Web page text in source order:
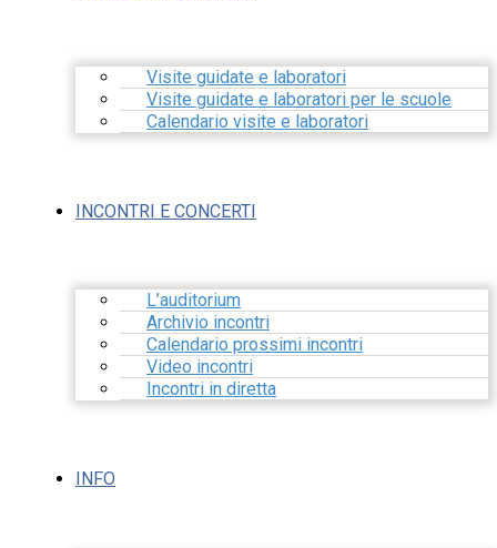
Visite guidate e laboratori
Visite guidate e laboratori per le scuole
Calendario visite e laboratori
INCONTRI E CONCERTI
L’auditorium
Archivio incontri
Calendario prossimi incontri
Video incontri
Incontri in diretta
INFO